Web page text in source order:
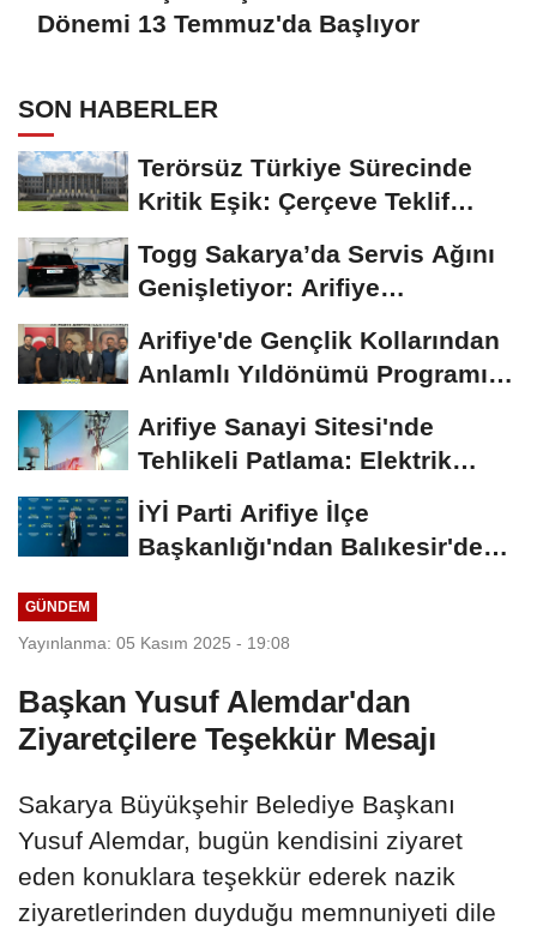
Dönemi 13 Temmuz'da Başlıyor
SON HABERLER
Terörsüz Türkiye Sürecinde
Kritik Eşik: Çerçeve Teklif
Togg Sakarya’da Servis Ağını
Genişletiyor: Arifiye
Arifiye'de Gençlik Kollarından
Anlamlı Yıldönümü Programı:
Arifiye Sanayi Sitesi'nde
Tehlikeli Patlama: Elektrik
Altyapısı Çöktü,...
İYİ Parti Arifiye İlçe
Başkanlığı'ndan Balıkesir'deki
GÜNDEM
Yayınlanma: 05 Kasım 2025 - 19:08
Başkan Yusuf Alemdar'dan
Ziyaretçilere Teşekkür Mesajı
Sakarya Büyükşehir Belediye Başkanı
Yusuf Alemdar, bugün kendisini ziyaret
eden konuklara teşekkür ederek nazik
ziyaretlerinden duyduğu memnuniyeti dile